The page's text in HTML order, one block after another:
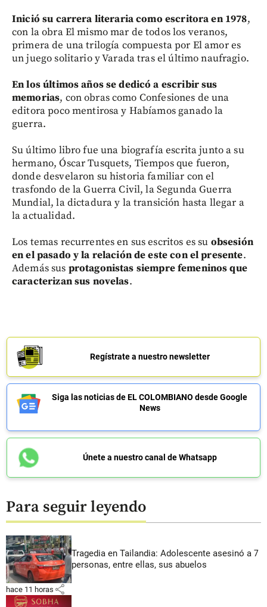
Inició su carrera literaria como escritora en 1978,
con la obra El mismo mar de todos los veranos,
primera de una trilogía compuesta por El amor es
un juego solitario y Varada tras el último naufragio.
En los últimos años se dedicó a escribir sus
memorias, con obras como Confesiones de una
editora poco mentirosa y Habíamos ganado la
guerra.
Su último libro fue una biografía escrita junto a su
hermano, Óscar Tusquets, Tiempos que fueron,
donde desvelaron su historia familiar con el
trasfondo de la Guerra Civil, la Segunda Guerra
Mundial, la dictadura y la transición hasta llegar a
la actualidad.
Los temas recurrentes en sus escritos es su obsesión
en el pasado y la relación de este con el presente.
Además sus protagonistas siempre femeninos que
caracterizan sus novelas.
Regístrate a nuestro newsletter
Siga las noticias de EL COLOMBIANO desde Google
News
Únete a nuestro canal de Whatsapp
Para seguir leyendo
Tragedia en Tailandia: Adolescente asesinó a 7
personas, entre ellas, sus abuelos
hace 11 horas share